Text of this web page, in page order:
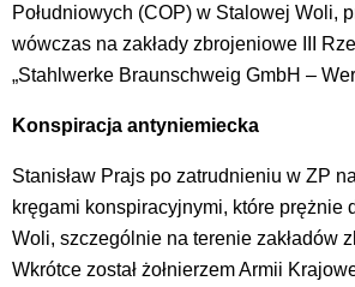
Południowych (COP) w Stalowej Woli,
wówczas na zakłady zbrojeniowe III
„Stahlwerke Braunschweig GmbH –
Konspiracja antyniemiecka
Stanisław Prajs po zatrudnieniu w ZP
kręgami konspiracyjnymi, które prężnie
Woli, szczególnie na terenie zakładów
Wkrótce został żołnierzem Armii